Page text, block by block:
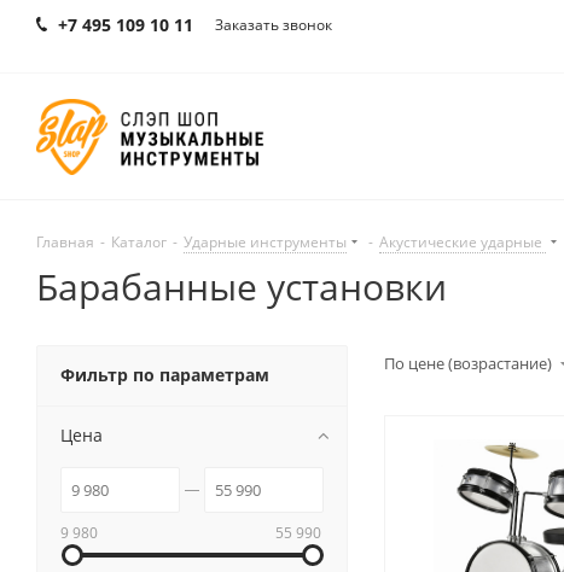
+7 495 109 10 11 Заказать звонок
Главная - Каталог - Ударные инструменты - Акустические ударные
Барабанные установки
По цене (возрастание)
Фильтр по параметрам
Цена
9 980 55 990